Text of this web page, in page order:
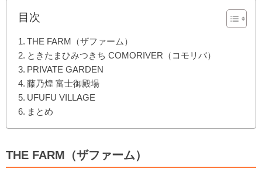
目次
THE FARM（ザファーム）
ときたまひみつきち COMORIVER（コモリバ）
PRIVATE GARDEN
藤乃煌 富士御殿場
UFUFU VILLAGE
まとめ
THE FARM（ザファーム）